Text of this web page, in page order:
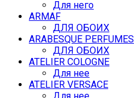
Для него
ARMAF
ДЛЯ ОБОИХ
ARABESQUE PERFUMES
ДЛЯ ОБОИХ
ATELIER COLOGNE
Для нее
ATELIER VERSACE